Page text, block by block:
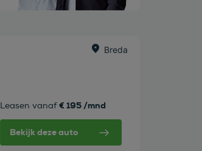
Breda
Leasen vanaf € 195 /mnd
Bekijk deze auto